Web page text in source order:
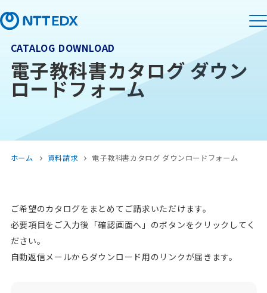
CATALOG DOWNLOAD
電子教科書カタログ ダウン
ロードフォーム
ホーム 資料請求 電子教科書カタログ ダウンロードフォーム
ご希望のカタログをまとめてご請求いただけます。
必要項目をご入力後「確認画面へ」のボタンをクリックしてく
ださい。
自動返信メールからダウンロード用のリンクが届きます。